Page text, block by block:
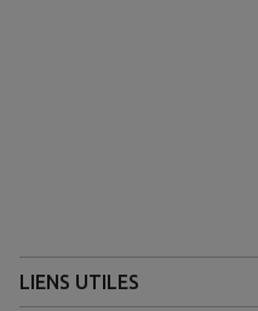
LIENS UTILES